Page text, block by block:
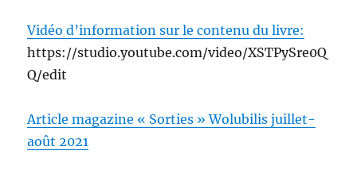
Vidéo d’information sur le contenu du livre:
https://studio.youtube.com/video/XSTPySre0Q
Q/edit
Article magazine « Sorties » Wolubilis juillet-
août 2021